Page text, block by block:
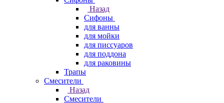
Назад
Сифоны
для ванны
для мойки
для писсуаров
для поддона
для раковины
Трапы
Смесители
Назад
Смесители